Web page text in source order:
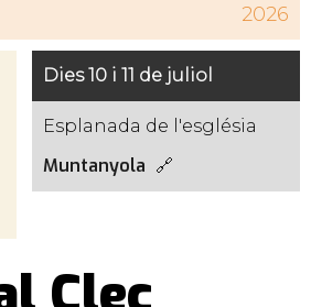
2026
Dies 10 i 11 de juliol
Esplanada de l'església
Muntanyola